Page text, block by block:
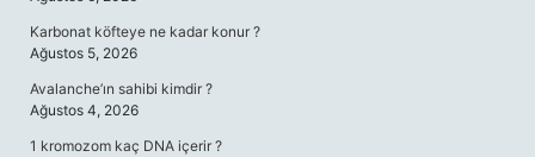
Karbonat köfteye ne kadar konur ?
Ağustos 5, 2026
Avalanche’ın sahibi kimdir ?
Ağustos 4, 2026
1 kromozom kaç DNA içerir ?